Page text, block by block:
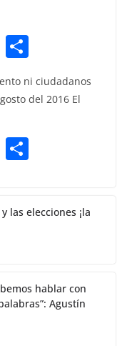
T
e
gr
a
m
h
ar
ni ciudadanos
del 2016 El
T
gr e
las elecciones ¡la
hablar con
Agustín